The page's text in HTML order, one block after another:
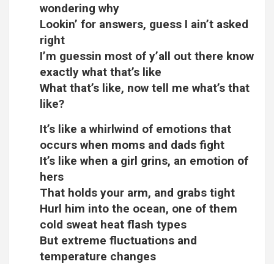
wondering why
Lookin’ for answers, guess I ain’t asked
right
I’m guessin most of y’all out there know
exactly what that’s like
What that’s like, now tell me what’s that
like?
It’s like a whirlwind of emotions that
occurs when moms and dads fight
It’s like when a girl grins, an emotion of
hers
That holds your arm, and grabs tight
Hurl him into the ocean, one of them
cold sweat heat flash types
But extreme fluctuations and
temperature changes